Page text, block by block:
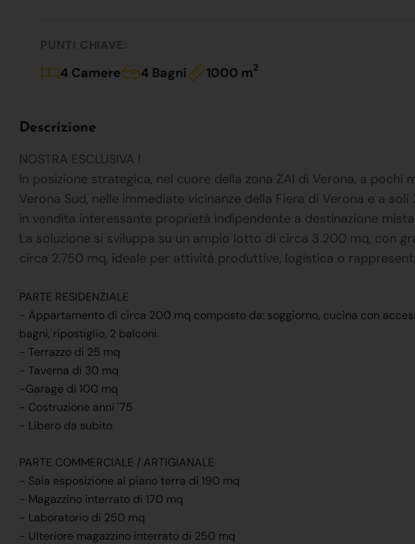
PUNTI CHIAVE:
4 Camere 4 Bagni 1000 m2
Descrizione
NOSTRA ESCLUSIVA !
In posizione strategica, nel cuore della zona ZAI di Verona, a pochi
Verona Sud, nelle immediate vicinanze della Fiera di Verona e a
in vendita interessante proprietà indipendente a destinazione mista.
La soluzione si sviluppa su un ampio lotto di circa 3.200 mq, con
circa 2.750 mq, ideale per attività produttive, logistica o
PARTE RESIDENZIALE
- Appartamento di circa 200 mq composto da: soggiorno, cucina con
bagni, ripostiglio, 2 balconi.
- Terrazzo di 25 mq
- Taverna di 30 mq
-Garage di 100 mq
- Costruzione anni '75
- Libero da subito
PARTE COMMERCIALE / ARTIGIANALE
- Sala esposizione al piano terra di 190 mq
- Magazzino interrato di 170 mq
- Laboratorio di 250 mq
- Ulteriore magazzino interrato di 250 mq